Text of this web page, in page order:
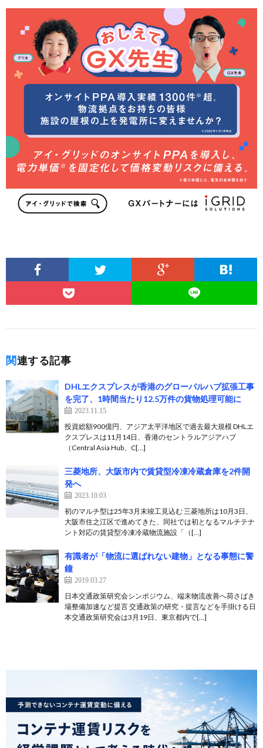
関連する記事
DHLエクスプレスが香港のグローバルハブ拡張工事
を完了、1時間当たり12.5万件の貨物処理可能に
2023.11.15
投資総額900億円、アジア太平洋地区で過去最大規模 DHLエ
クスプレスは11月14日、香港のセントラルアジアハブ
（Central Asia Hub、C[…]
三菱地所、大阪市内で賃貸型冷凍冷蔵倉庫を2件開
発へ
2023.10.03
初のマルチ型は25年3月末竣工見込む 三菱地所は10月3日、
大阪市住之江区で進めてきた、同社では初となるマルチテナ
ント対応の賃貸型冷凍冷蔵物流施設「（[…]
有識者が「物流に選ばれない建物」となる事態に警
鐘
2019.03.27
日本交通政策研究会シンポジウム、端末物流改善へ荷さばき
場整備加速など提言 交通政策の研究・提言などを手掛ける日
本交通政策研究会は3月19日、東京都内で[…]